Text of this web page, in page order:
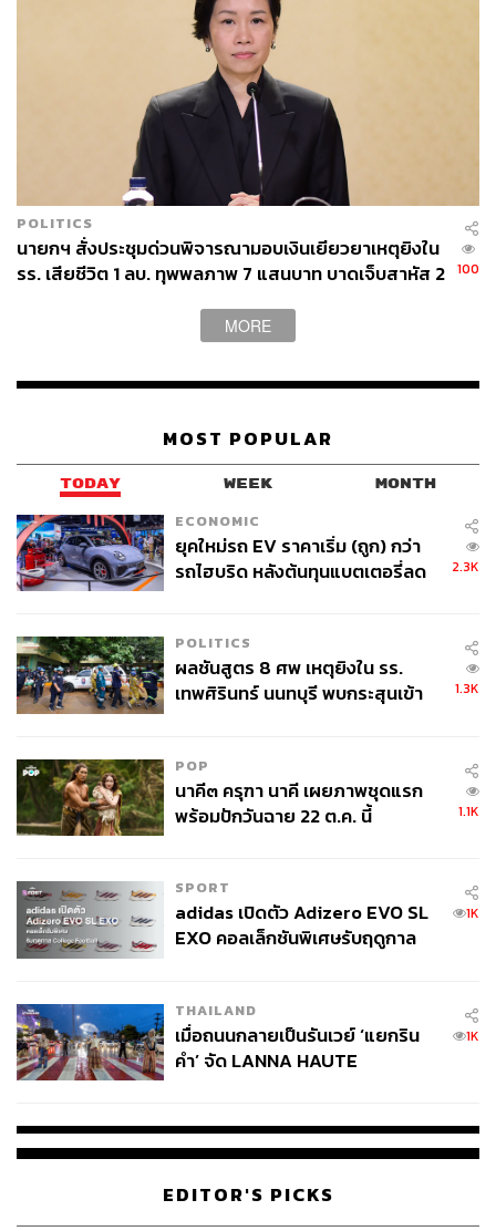
POLITICS
นายกฯ สั่งประชุมด่วนพิจารณามอบเงินเยียวยาเหตุยิงใน
รร. เสียชีวิต 1 ลบ. ทุพพลภาพ 7 แสนบาท บาดเจ็บสาหัส 2
100
MORE
MOST POPULAR
TODAY WEEK MONTH
ECONOMIC
ยุคใหม่รถ EV ราคาเริ่ม (ถูก) กว่า
รถไฮบริด หลังต้นทุนแบตเตอรี่ลด
2.3K
POLITICS
ผลชันสูตร 8 ศพ เหตุยิงใน รร.
เทพศิรินทร์ นนทบุรี พบกระสุนเข้า
1.3K
POP
นาคี๓ ครุฑา นาคี เผยภาพชุดแรก
พร้อมปักวันฉาย 22 ต.ค. นี้
1.1K
SPORT
adidas เปิดตัว Adizero EVO SL
EXO คอลเล็กชันพิเศษรับฤดูกาล
1K
THAILAND
เมื่อถนนกลายเป็นรันเวย์ ‘แยกริน
คำ’ จัด LANNA HAUTE
1K
EDITOR'S PICKS